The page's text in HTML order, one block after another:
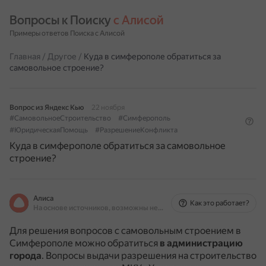
Вопросы к Поиску с Алисой
Примеры ответов Поиска с Алисой
Главная / Другое / Куда в симферополе обратиться за
самовольное строение?
Вопрос из Яндекс Кью
22 ноября
#СамовольноеСтроительство
#Симферополь
#ЮридическаяПомощь
#РазрешениеКонфликта
Куда в симферополе обратиться за самовольное
строение?
Алиса
На основе источников, возможны неточности
Как это работает?
Для решения вопросов с самовольным строением в
Симферополе можно обратиться в администрацию
города. Вопросы выдачи разрешения на строительство